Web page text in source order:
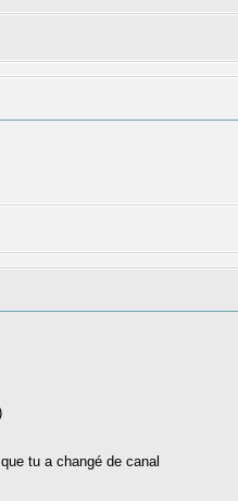
tu a changé de canal